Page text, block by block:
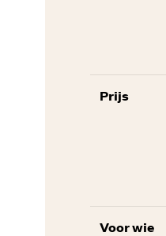
Prijs
Voor wie